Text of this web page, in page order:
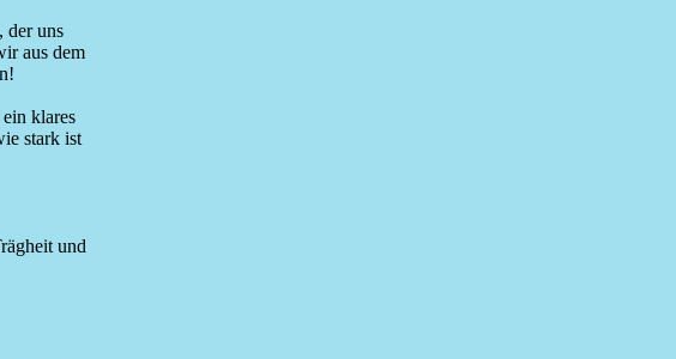
der uns
aus dem
klares
stark ist
und